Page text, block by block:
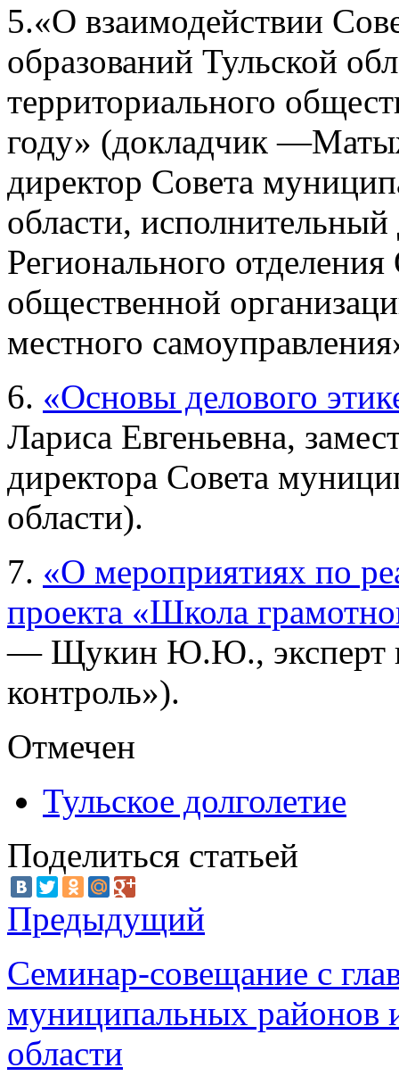
5.«О взаимодействии
образований Тульской
территориального
году» (докладчик
директор Совета
области, исполнительный
Регионального
общественной
местного
6. «Основы делового
Лариса Евгеньевна,
директора Совета
области).
7. «О мероприятиях по
проекта «Школа
— Щукин Ю.Ю., эксперт
контроль»).
Отмечен
Тульское долголетие
Поделиться статьей
Предыдущий
Семинар-совещание с
муниципальных районов
области